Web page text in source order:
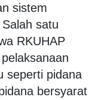
sistem
satu
RKUHAP
seperti pidana
bersyarat